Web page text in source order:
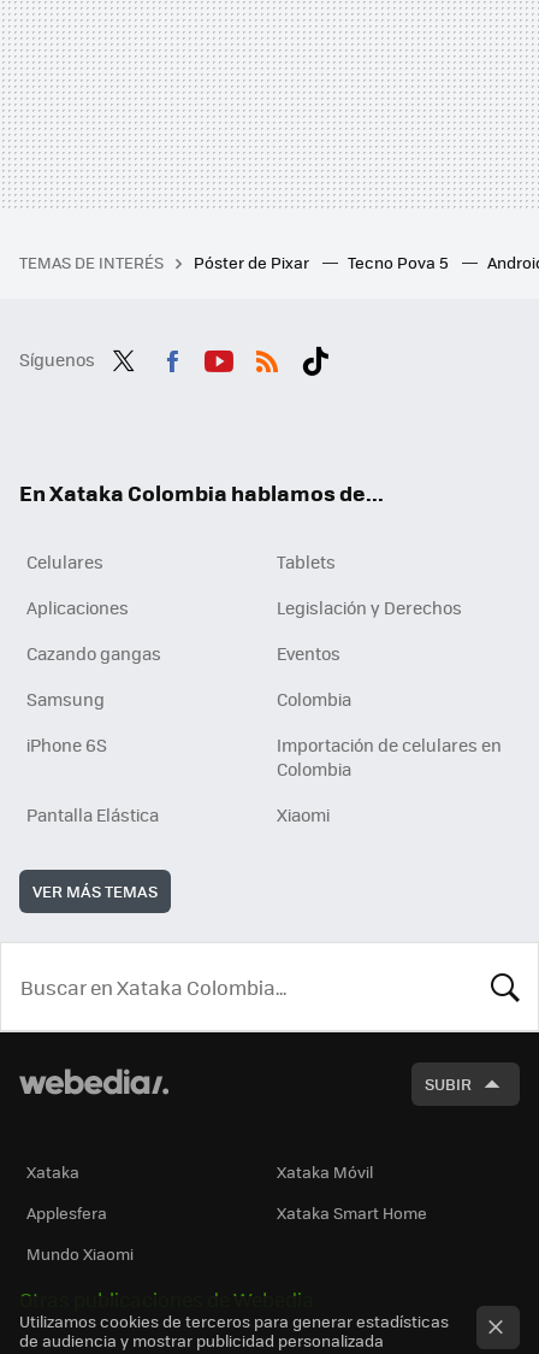
TEMAS DE INTERÉS Póster de Pixar Tecno Pova 5
Síguenos
En Xataka Colombia hablamos de...
Celulares
Tablets
Aplicaciones
Legislación y Derechos
Cazando gangas
Eventos
Samsung
Colombia
iPhone 6S
Importación de celulares en
Colombia
Pantalla Elástica
Xiaomi
VER MÁS TEMAS
SUBIR
Xataka
Xataka Móvil
Applesfera
Xataka Smart Home
Mundo Xiaomi
Otras publicaciones de Webedia
Utilizamos cookies de terceros para generar estadísticas
de audiencia y mostrar publicidad personalizada